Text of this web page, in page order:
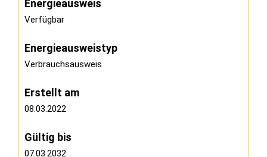
Energieausweis
Verfügbar
Energie­ausweistyp
Verbrauchsausweis
Erstellt am
08.03.2022
Gültig bis
07.03.2032